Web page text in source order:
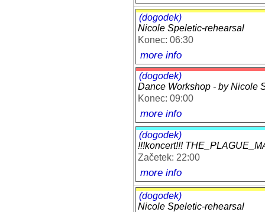
(dogodek)
Nicole Speletic-rehearsal
Konec: 06:30
more info
(dogodek)
Dance Workshop - by Nicole
Konec: 09:00
more info
(dogodek)
!!!koncert!!!
Začetek: 22:00
more info
(dogodek)
Nicole Speletic-rehearsal